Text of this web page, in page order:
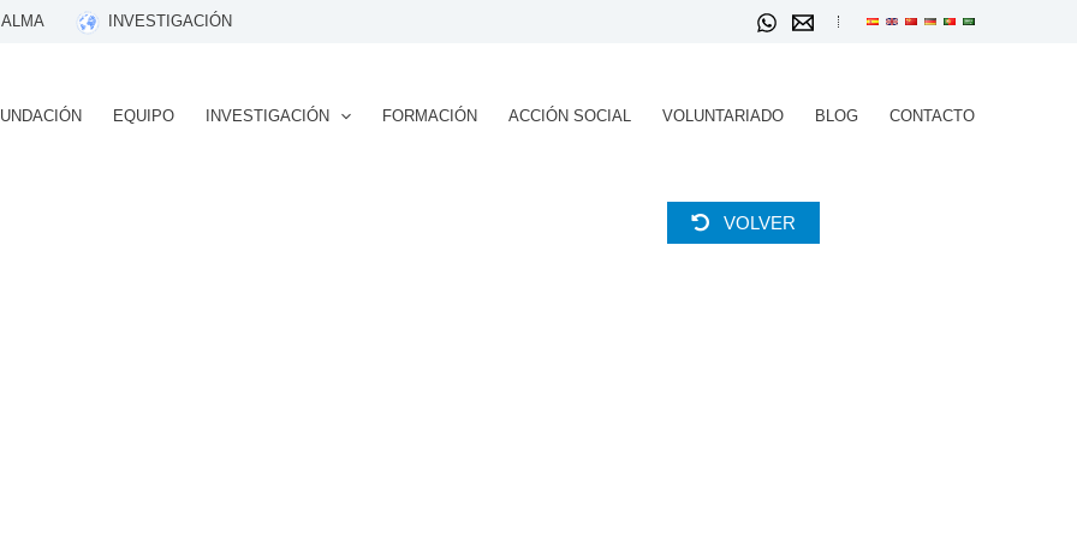
INVESTIGACIÓN
EQUIPO INVESTIGACIÓN FORMACIÓN ACCIÓN SOCIAL VOLUNTARIADO BLOG CONTACTO
VOLVER